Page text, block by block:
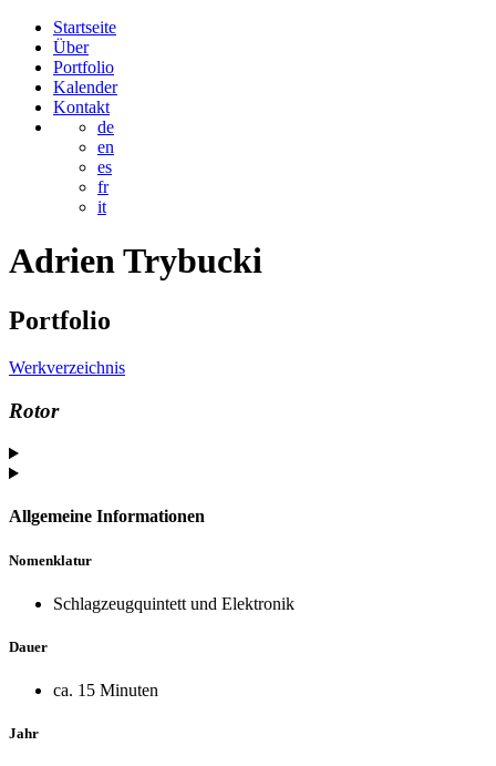
Startseite
Über
Portfolio
Kalender
Kontakt
de
en
es
fr
it
AdrienTrybucki
Portfolio
Werkverzeichnis
Rotor
Allgemeine Informationen
Nomenklatur
Schlagzeugquintett und Elektronik
Dauer
ca. 15 Minuten
Jahr